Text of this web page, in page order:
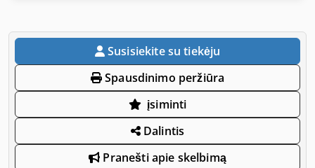
Susisiekite su tiekėju
Spausdinimo peržiūra
įsiminti
Dalintis
Pranešti apie skelbimą